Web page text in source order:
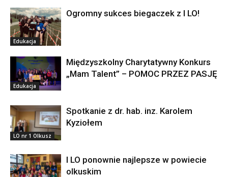
Edukacja
Ogromny sukces biegaczek z I LO!
Edukacja
Międzyszkolny Charytatywny Konkurs
„Mam Talent” – POMOC PRZEZ PASJĘ
LO nr 1 Olkusz
Spotkanie z dr. hab. inz. Karolem
Kyziołem
I LO ponownie najlepsze w powiecie
olkuskim